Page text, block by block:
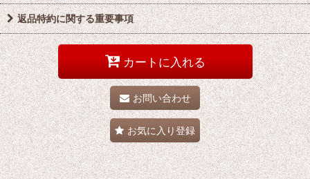
返品特約に関する重要事項
カートに入れる
お問い合わせ
お気に入り登録